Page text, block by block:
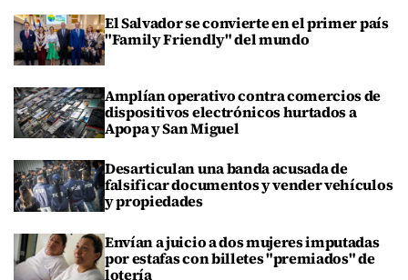
El Salvador se convierte en el primer país
"Family Friendly" del mundo
Amplían operativo contra comercios de
dispositivos electrónicos hurtados a
Apopa y San Miguel
Desarticulan una banda acusada de
falsificar documentos y vender vehículos
y propiedades
Envían a juicio a dos mujeres imputadas
por estafas con billetes "premiados" de
lotería